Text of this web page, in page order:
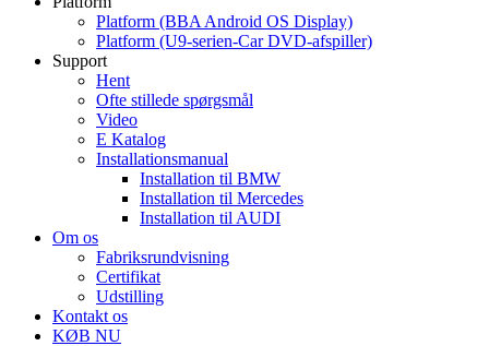
Platform (BBA Android OS Display)
Platform (U9-serien-Car DVD-afspiller)
Support
Hent
Ofte stillede spørgsmål
Video
E Katalog
Installationsmanual
Installation til BMW
Installation til Mercedes
Installation til AUDI
Om os
Fabriksrundvisning
Certifikat
Udstilling
Kontakt os
KØB NU